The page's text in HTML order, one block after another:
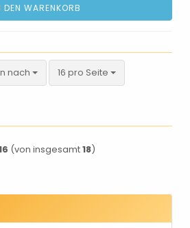
DEN WARENKORB
nach
nach 16 pro Seite
pro Seite
(von insgesamt18)